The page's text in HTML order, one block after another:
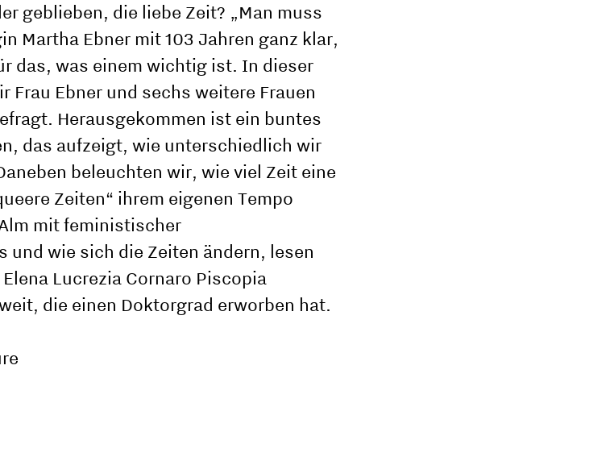
geblieben, die liebe Zeit? „Man muss
Martha Ebner mit 103 Jahren ganz klar,
das, was einem wichtig ist. In dieser
Frau Ebner und sechs weitere Frauen
Herausgekommen ist ein buntes
das aufzeigt, wie unterschiedlich wir
beleuchten wir, wie viel Zeit eine
Zeiten“ ihrem eigenen Tempo
mit feministischer
wie sich die Zeiten ändern, lesen
Lucrezia Cornaro Piscopia
die einen Doktorgrad erworben hat.